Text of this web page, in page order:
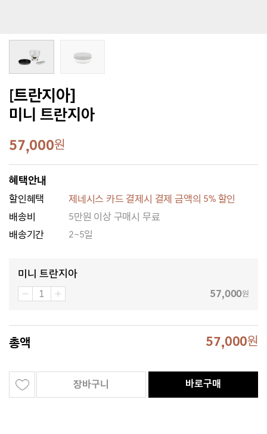
[트란지아]
미니 트란지아
57,000원
혜택안내
할인혜택
제네시스 카드 결제시 결제 금액의 5% 할인
배송비
5만원 이상 구매시 무료
배송기간
2~5일
미니 트란지아
57,000원
총액 57,000원
장바구니 바로구매